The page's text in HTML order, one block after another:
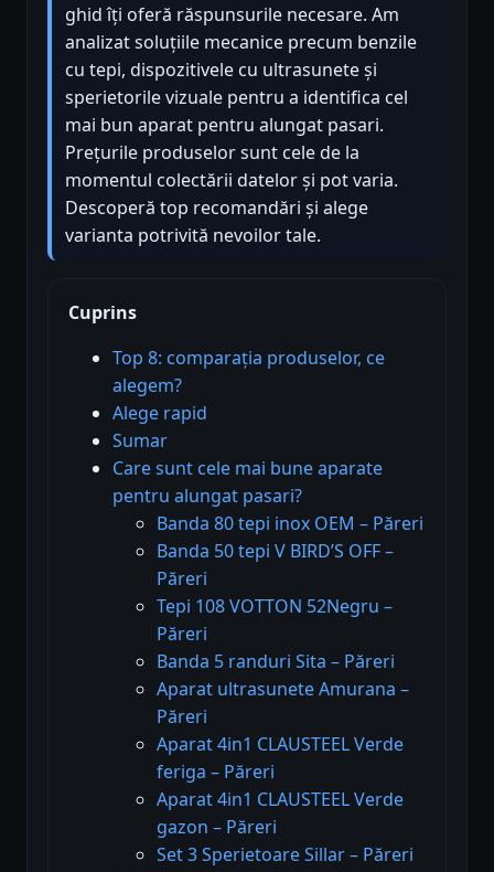
ghid îți oferă răspunsurile necesare. Am
analizat soluțiile mecanice precum benzile
cu tepi, dispozitivele cu ultrasunete și
sperietorile vizuale pentru a identifica cel
mai bun aparat pentru alungat pasari.
Prețurile produselor sunt cele de la
momentul colectării datelor și pot varia.
Descoperă top recomandări și alege
varianta potrivită nevoilor tale.
Cuprins
Top 8: comparația produselor, ce
alegem?
Alege rapid
Sumar
Care sunt cele mai bune aparate
pentru alungat pasari?
Banda 80 tepi inox OEM – Păreri
Banda 50 tepi V BIRD’S OFF –
Păreri
Tepi 108 VOTTON 52Negru –
Păreri
Banda 5 randuri Sita – Păreri
Aparat ultrasunete Amurana –
Păreri
Aparat 4in1 CLAUSTEEL Verde
feriga – Păreri
Aparat 4in1 CLAUSTEEL Verde
gazon – Păreri
Set 3 Sperietoare Sillar – Păreri